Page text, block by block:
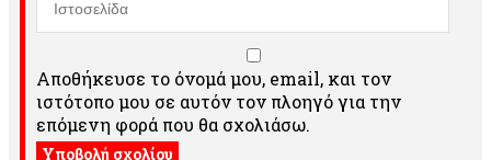
Αποθήκευσε το όνομά μου, email, και τον
ιστότοπο μου σε αυτόν τον πλοηγό για την
επόμενη φορά που θα σχολιάσω.